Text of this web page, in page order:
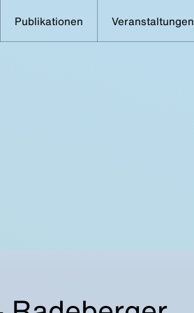
Publikationen Veranstaltungen